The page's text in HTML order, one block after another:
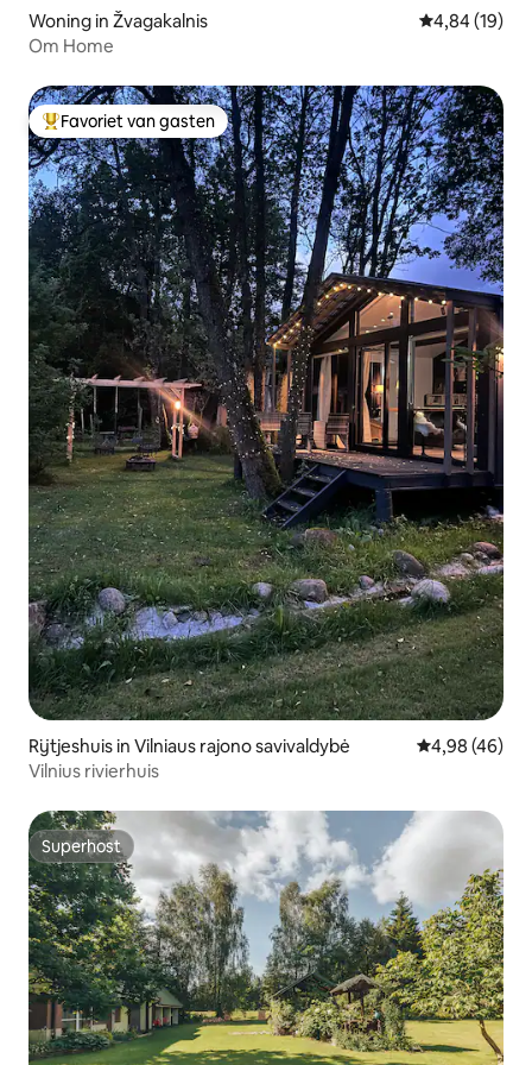
Woning in Žvagakalnis Gemiddelde
4,84 (19)
Om Home
Topfavoriet van gasten
Favoriet van gasten
Rijtjeshuis in Vilniaus rajono savivaldybė Gemiddelde
4,98 (46)
Vilnius rivierhuis
Superhost
Superhost